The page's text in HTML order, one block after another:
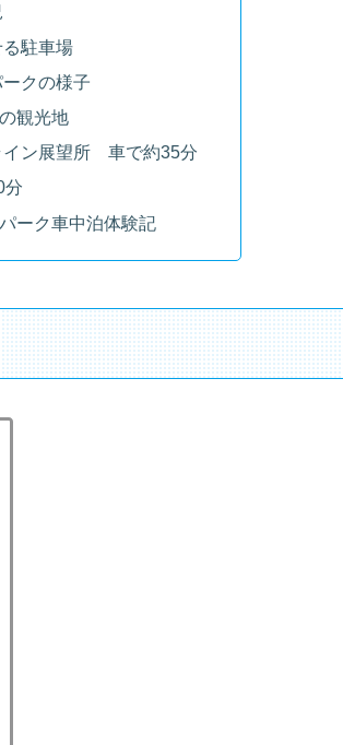
駐車場
クの様子
観光地
イン展望所 車で約35分
ーク車中泊体験記